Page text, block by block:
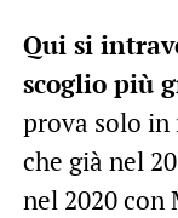
Qui si
scoglio più
prova solo
che già nel
nel 2020 con